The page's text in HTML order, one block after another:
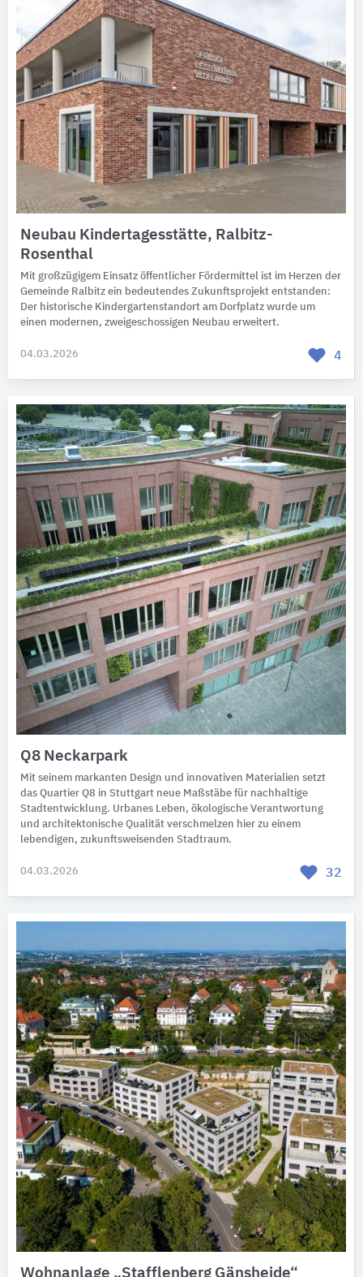
Neubau Kindertagesstätte, Ralbitz-
Rosenthal
Mit großzügigem Einsatz öffentlicher Fördermittel ist im Herzen der
Gemeinde Ralbitz ein bedeutendes Zukunftsprojekt entstanden:
Der historische Kindergartenstandort am Dorfplatz wurde um
einen modernen, zweigeschossigen Neubau erweitert.
04.03.2026 4
Q8 Neckarpark
Mit seinem markanten Design und innovativen Materialien setzt
das Quartier Q8 in Stuttgart neue Maßstäbe für nachhaltige
Stadtentwicklung. Urbanes Leben, ökologische Verantwortung
und architektonische Qualität verschmelzen hier zu einem
lebendigen, zukunftsweisenden Stadtraum.
04.03.2026 32
Wohnanlage „Stafflenberg Gänsheide“